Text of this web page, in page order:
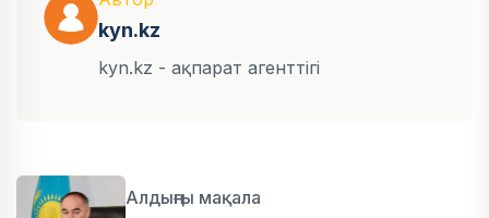
kyn.kz
kyn.kz - ақпарат агенттігі
Алдыңғы мақала